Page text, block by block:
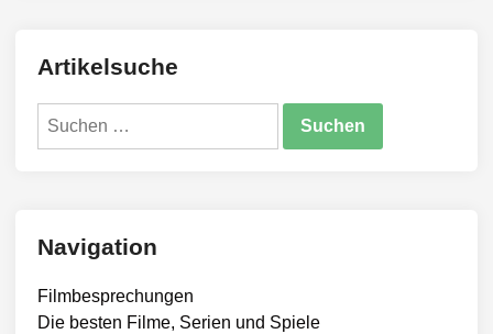
Artikelsuche
Suchen
Navigation
Filmbesprechungen
Die besten Filme, Serien und Spiele